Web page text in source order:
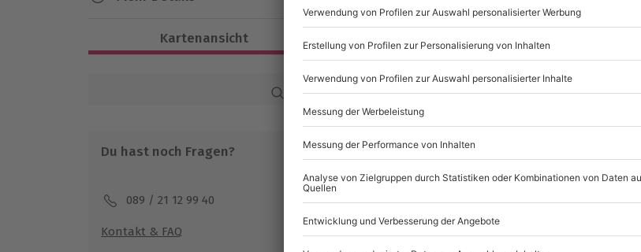
Ca. 2 Stunden
Von Oktober bis Mai zu bestimmten Terminen verfügbar
Teilnahmebedingungen
Gutschein gültig für 2 Personen
Kartenansicht Listenansicht
Karte in Großansicht
Du hast noch Fragen?
089 / 21 12 99 40
Kontakt & FAQ
81671 München